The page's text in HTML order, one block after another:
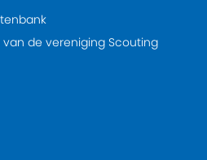
de vereniging Scouting